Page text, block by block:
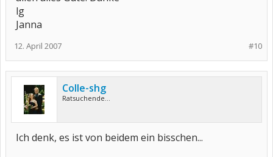
lg
Janna
#10
12. April 2007
Colle-shg
Ratsuchende...
Ich denk, es ist von beidem ein bisschen...